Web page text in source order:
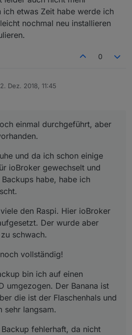
ich etwas Zeit habe werde ich
nochmal neu installieren
0
Dez. 2018, 11:45
von
einmal durchgeführt, aber
und da ich schon einige
ioBroker gewechselt und
habe, habe ich
den Raspi. Hier ioBroker
Der wurde aber
schwach.
vollständig!
bin ich auf einen
umgezogen. Der Banana ist
die ist der Flaschenhals und
sehr langsam.
fehlerhaft, da nicht